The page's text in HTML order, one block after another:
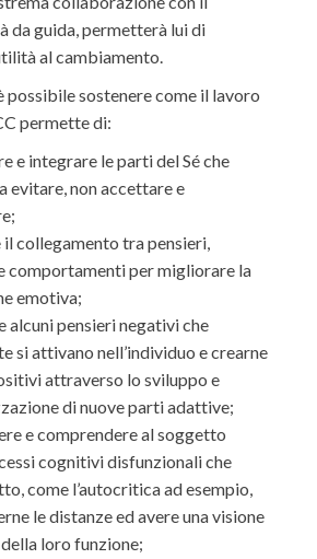
da guida, permetterà lui di
al cambiamento.
possibile sostenere come il lavoro
permette di:
e integrare le parti del Sé che
evitare, non accettare e
collegamento tra pensieri,
comportamenti per migliorare la
emotiva;
alcuni pensieri negativi che
si attivano nell’individuo e crearne
attraverso lo sviluppo e
di nuove parti adattive;
e comprendere al soggetto
cognitivi disfunzionali che
come l’autocritica ad esempio,
le distanze ed avere una visione
loro funzione;